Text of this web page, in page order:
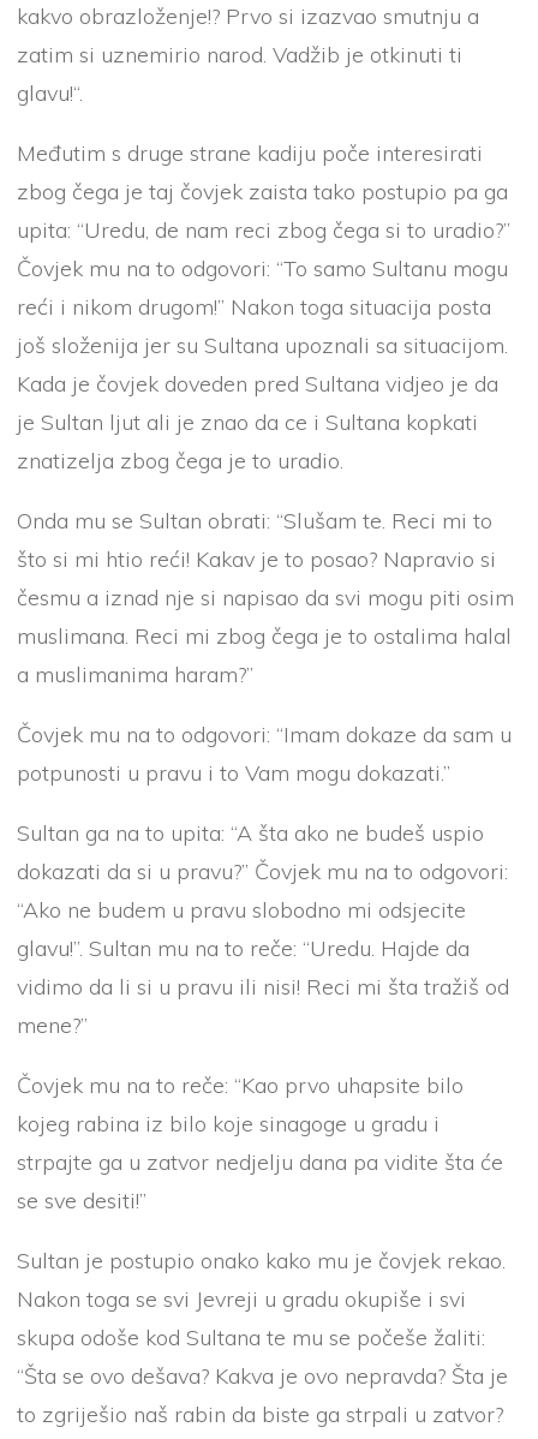
kakvo obrazloženje!? Prvo si izazvao smutnju a
zatim si uznemirio narod. Vadžib je otkinuti ti
glavu!“.
Međutim s druge strane kadiju poče interesirati
zbog čega je taj čovjek zaista tako postupio pa ga
upita: “Uredu, de nam reci zbog čega si to uradio?”
Čovjek mu na to odgovori: “To samo Sultanu mogu
reći i nikom drugom!” Nakon toga situacija posta
još složenija jer su Sultana upoznali sa situacijom.
Kada je čovjek doveden pred Sultana vidjeo je da
je Sultan ljut ali je znao da ce i Sultana kopkati
znatizelja zbog čega je to uradio.
Onda mu se Sultan obrati: “Slušam te. Reci mi to
što si mi htio reći! Kakav je to posao? Napravio si
česmu a iznad nje si napisao da svi mogu piti osim
muslimana. Reci mi zbog čega je to ostalima halal
a muslimanima haram?”
Čovjek mu na to odgovori: “Imam dokaze da sam u
potpunosti u pravu i to Vam mogu dokazati.”
Sultan ga na to upita: “A šta ako ne budeš uspio
dokazati da si u pravu?” Čovjek mu na to odgovori:
“Ako ne budem u pravu slobodno mi odsjecite
glavu!”. Sultan mu na to reče: “Uredu. Hajde da
vidimo da li si u pravu ili nisi! Reci mi šta tražiš od
mene?”
Čovjek mu na to reče: “Kao prvo uhapsite bilo
kojeg rabina iz bilo koje sinagoge u gradu i
strpajte ga u zatvor nedjelju dana pa vidite šta će
se sve desiti!”
Sultan je postupio onako kako mu je čovjek rekao.
Nakon toga se svi Jevreji u gradu okupiše i svi
skupa odoše kod Sultana te mu se počeše žaliti:
“Šta se ovo dešava? Kakva je ovo nepravda? Šta je
to zgriješio naš rabin da biste ga strpali u zatvor?